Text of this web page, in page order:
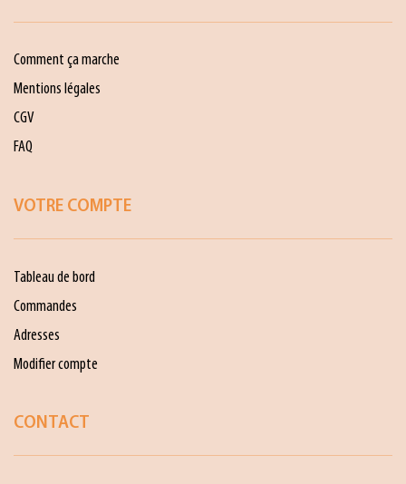
Comment ça marche
Mentions légales
CGV
FAQ
VOTRE COMPTE
Tableau de bord
Commandes
Adresses
Modifier compte
CONTACT